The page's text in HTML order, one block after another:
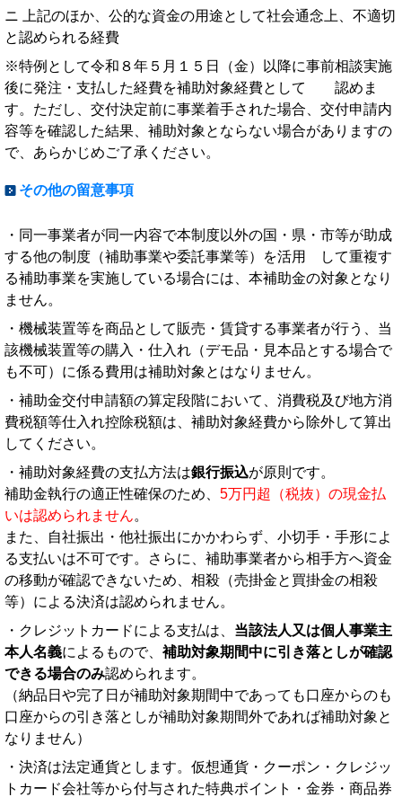
ニ 上記のほか、公的な資金の用途として社会通念上、不適切
と認められる経費
※特例として令和８年５月１５日（金）以降に事前相談実施
後に発注・支払した経費を補助対象経費として 認めま
す。ただし、交付決定前に事業着手された場合、交付申請内
容等を確認した結果、補助対象とならない場合がありますの
で、あらかじめご了承ください。
その他の留意事項
・同一事業者が同一内容で本制度以外の国・県・市等が助成
する他の制度（補助事業や委託事業等）を活用 して重複す
る補助事業を実施している場合には、本補助金の対象となり
ません。
・機械装置等を商品として販売・賃貸する事業者が行う、当
該機械装置等の購入・仕入れ（デモ品・見本品とする場合で
も不可）に係る費用は補助対象とはなりません。
・補助金交付申請額の算定段階において、消費税及び地方消
費税額等仕入れ控除税額は、補助対象経費から除外して算出
してください。
・補助対象経費の支払方法は銀行振込が原則です。
補助金執行の適正性確保のため、 5万円超（税抜）の現金払
いは認められません。
また、自社振出・他社振出にかかわらず、小切手・手形によ
る支払いは不可です。さらに、補助事業者から相手方へ資金
の移動が確認できないため、相殺（売掛金と買掛金の相殺
等）による決済は認められません。
・クレジットカードによる支払は、 当該法人又は個人事業主
本人名義によるもので、 補助対象期間中に引き落としが確認
できる場合のみ認められます。
（納品日や完了日が補助対象期間中であっても口座からのも
口座からの引き落としが補助対象期間外であれば補助対象と
なりません）
・決済は法定通貨とします。仮想通貨・クーポン・クレジッ
トカード会社等から付与された特典ポイント・金券・商品券